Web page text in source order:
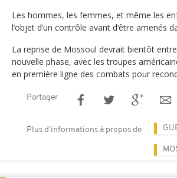
Les hommes, les femmes, et même les
l’objet d’un contrôle avant d‘être amenés
La reprise de Mossoul devrait bientôt
nouvelle phase, avec les troupes
en première ligne des combats pour
Partager
Plus d'informations à propos de